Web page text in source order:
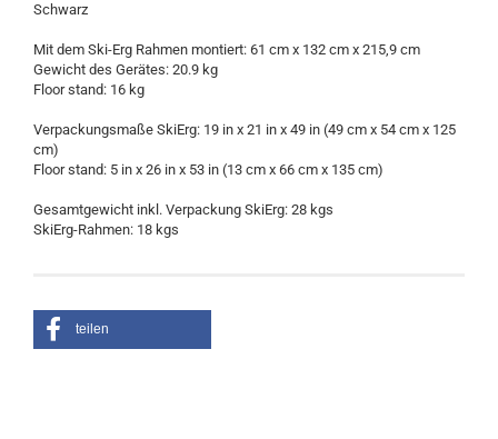
Schwarz
Mit dem Ski-Erg Rahmen montiert: 61 cm x 132 cm x 215,9 cm
Gewicht des Gerätes: 20.9 kg
Floor stand: 16 kg
Verpackungsmaße SkiErg: 19 in x 21 in x 49 in (49 cm x 54 cm x 125
cm)
Floor stand: 5 in x 26 in x 53 in (13 cm x 66 cm x 135 cm)
Gesamtgewicht inkl. Verpackung SkiErg: 28 kgs
SkiErg-Rahmen: 18 kgs
teilen